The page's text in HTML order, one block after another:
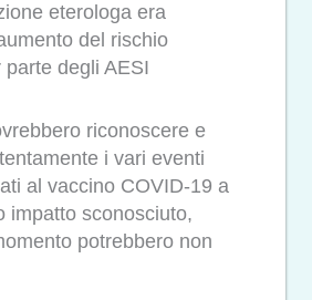
eterologa era
del rischio
degli AESI
riconoscere e
i vari eventi
al vaccino COVID-19 a
impatto sconosciuto,
potrebbero non